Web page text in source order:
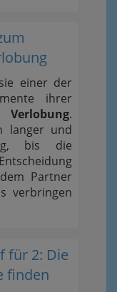
einer der
ihrer
.
langer und
bis die
Partner
verbringen
für 2: Die
finden